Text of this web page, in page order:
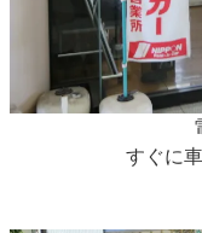
すぐに